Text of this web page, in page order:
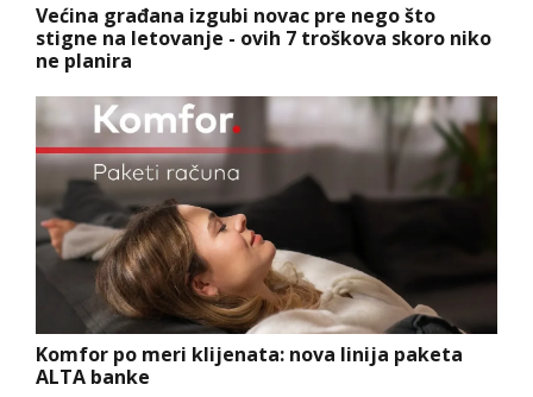
Većina građana izgubi novac pre nego što
stigne na letovanje - ovih 7 troškova skoro niko
ne planira
Komfor po meri klijenata: nova linija paketa
ALTA banke